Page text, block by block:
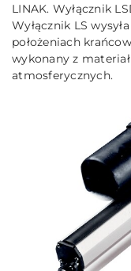
LINAK. Wyłącznik
Wyłącznik LS
położeniach
wykonany z
atmosferycznych.